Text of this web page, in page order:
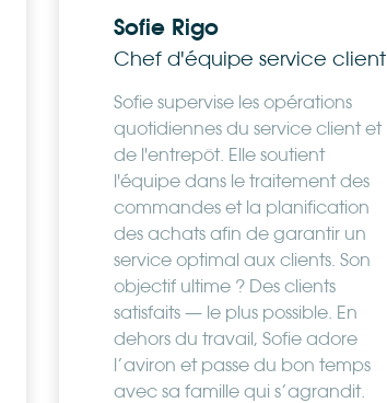
Sofie Rigo
Chef d'équipe service client
Sofie supervise les opérations
quotidiennes du service client et
de l'entrepôt. Elle soutient
l'équipe dans le traitement des
commandes et la planification
des achats afin de garantir un
service optimal aux clients. Son
objectif ultime ? Des clients
satisfaits — le plus possible. En
dehors du travail, Sofie adore
l’aviron et passe du bon temps
avec sa famille qui s’agrandit.